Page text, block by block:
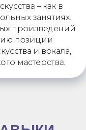
– как в
занятиях.
произведений
позиции
и вокала,
мастерства.